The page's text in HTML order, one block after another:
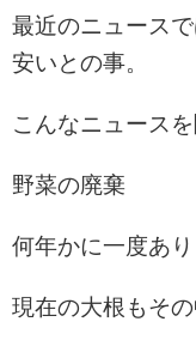
最近のニュース
安いとの事。
こんなニュース
野菜の廃棄
何年かに一度あり
現在の大根もその